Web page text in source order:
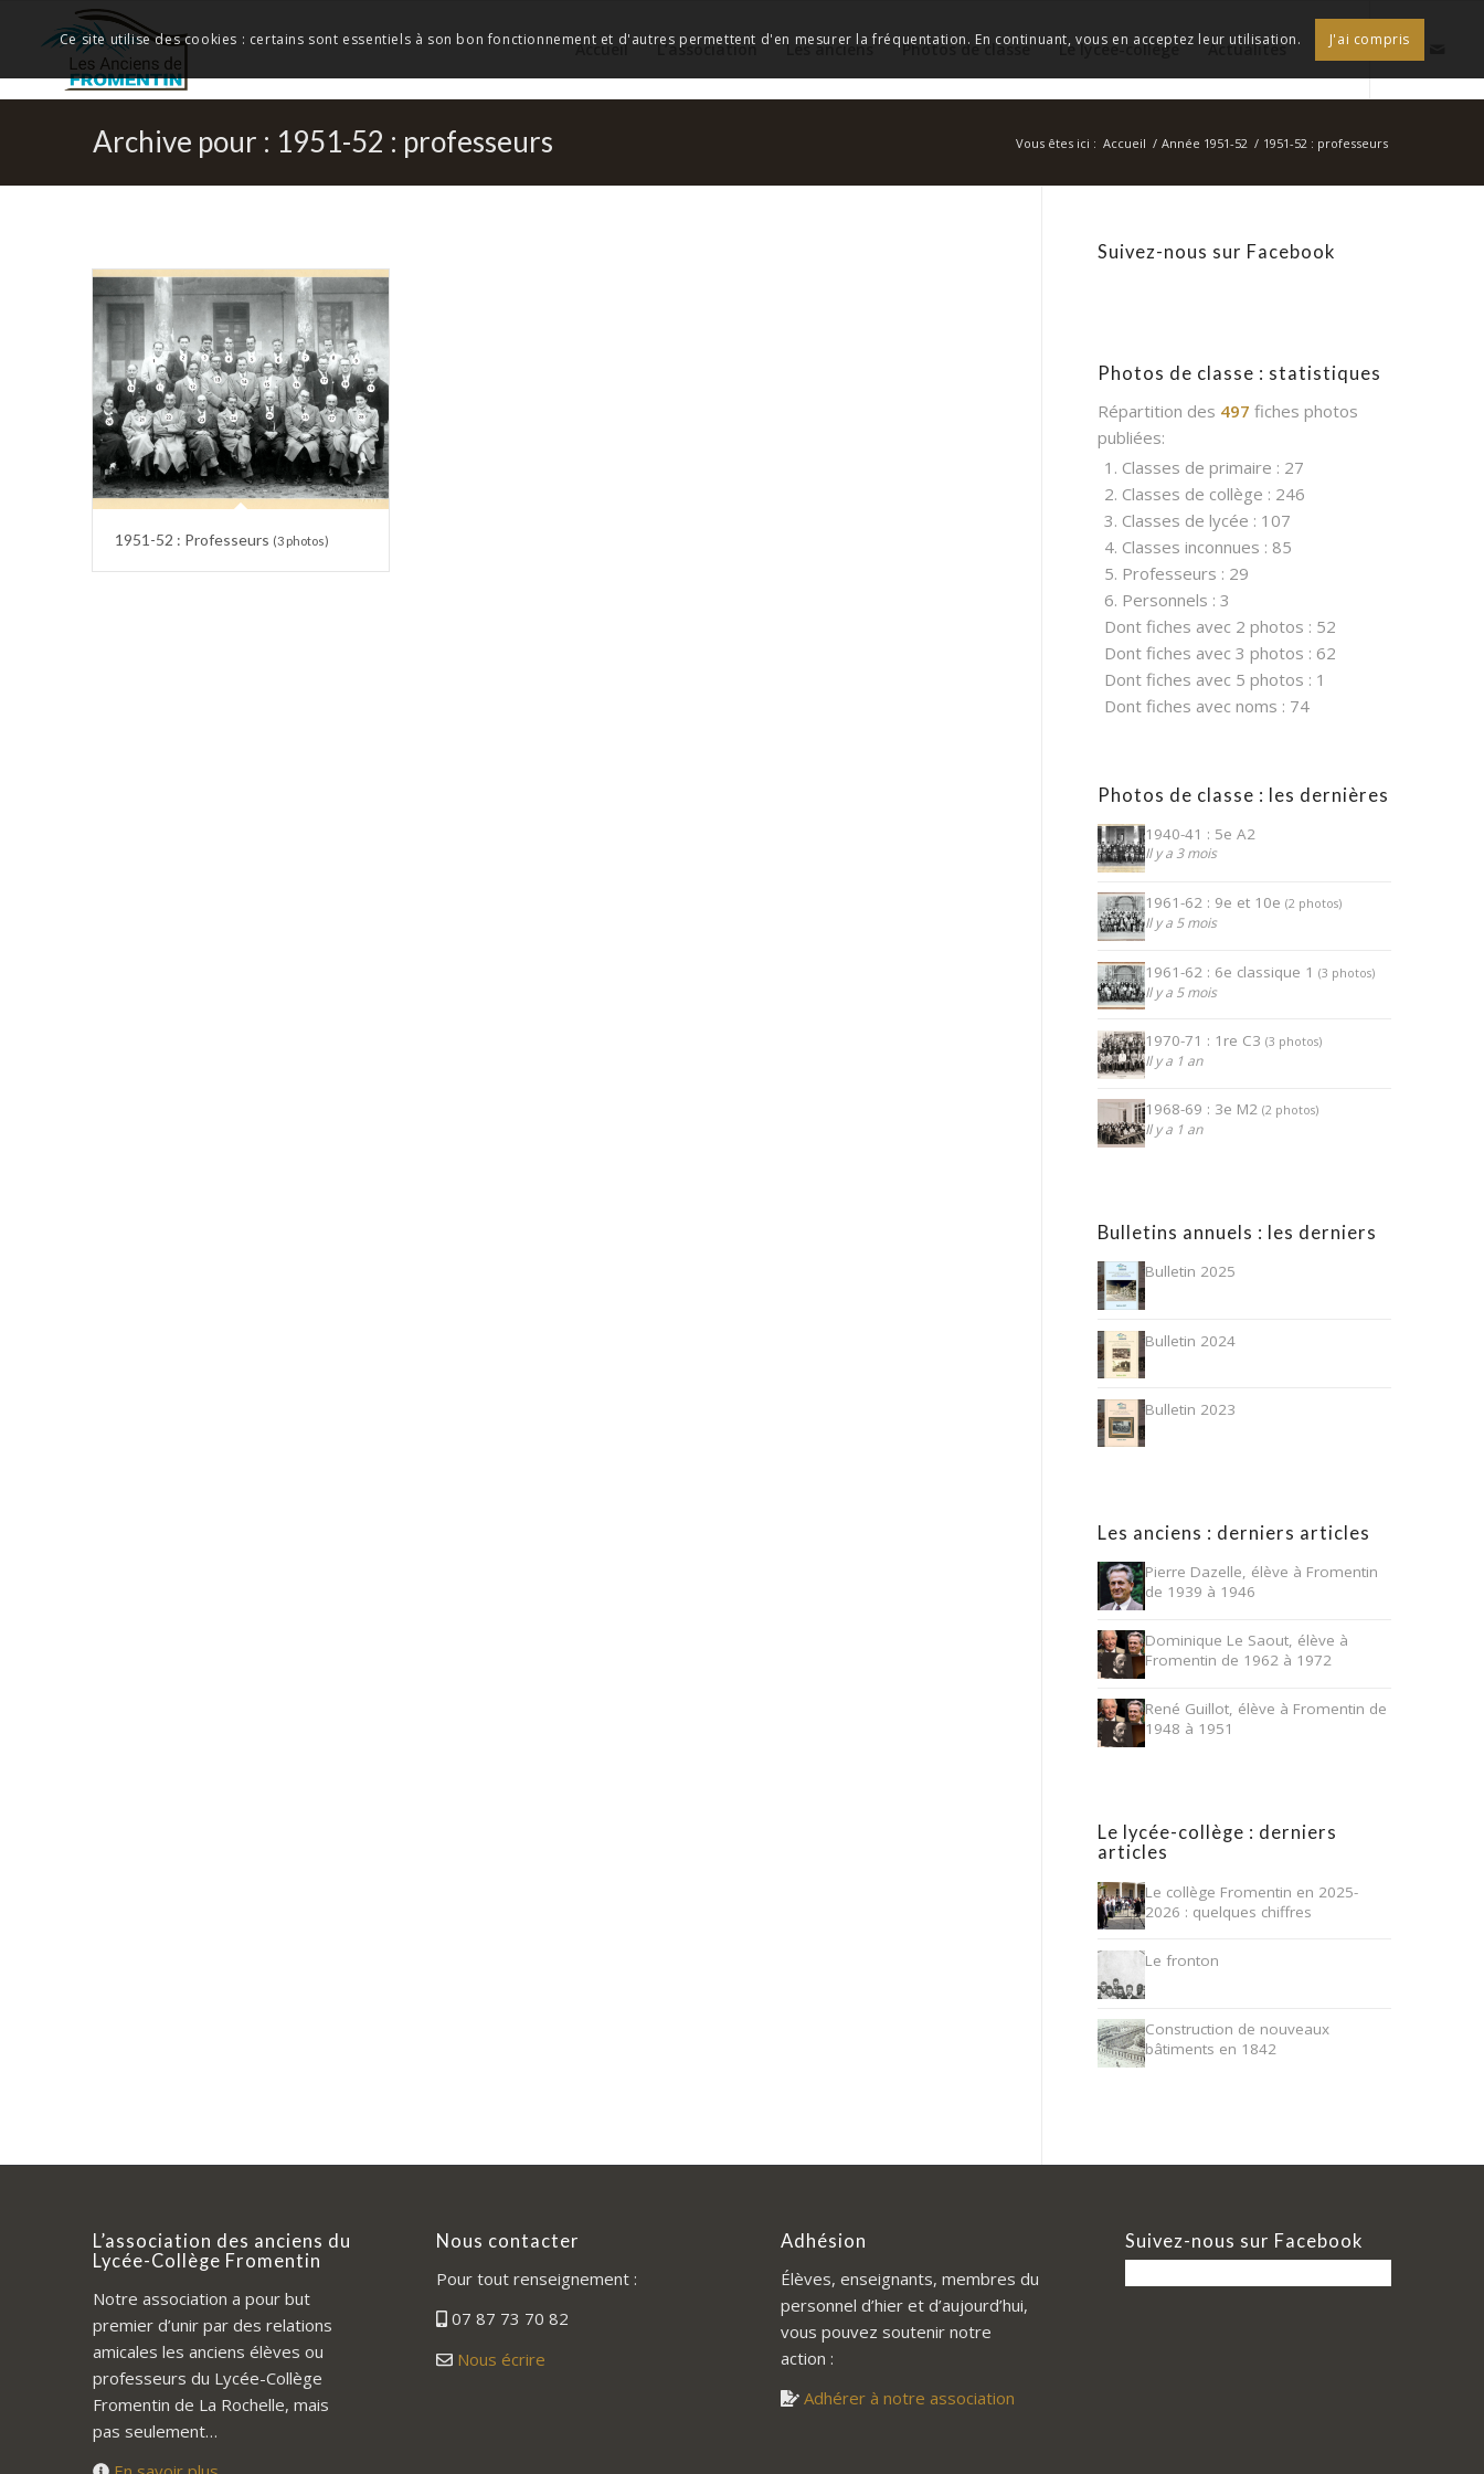
Accueil L’association Les anciens Photos de classe Le lycée-collège Actualités
Archive pour : 1951-52 : professeurs Vous êtes ici : Accueil / Année 1951-52 / 1951-52 : professeurs
1951-52 : Professeurs (3 photos)
Suivez-nous sur Facebook
Photos de classe : statistiques
Répartition des 497 fiches photos
publiées:
1. Classes de primaire : 27
2. Classes de collège : 246
3. Classes de lycée : 107
4. Classes inconnues : 85
5. Professeurs : 29
6. Personnels : 3
Dont fiches avec 2 photos : 52
Dont fiches avec 3 photos : 62
Dont fiches avec 5 photos : 1
Dont fiches avec noms : 74
Photos de classe : les dernières
1940-41 : 5e A2
Il y a 3 mois
1961-62 : 9e et 10e(2 photos)
Il y a 5 mois
1961-62 : 6e classique 1(3 photos)
Il y a 5 mois
1970-71 : 1re C3(3 photos)
Il y a 1 an
1968-69 : 3e M2(2 photos)
Il y a 1 an
Bulletins annuels : les derniers
Bulletin 2025
Bulletin 2024
Bulletin 2023
Les anciens : derniers articles
Pierre Dazelle, élève à Fromentin
de 1939 à 1946
Dominique Le Saout, élève à
Fromentin de 1962 à 1972
René Guillot, élève à Fromentin de
1948 à 1951
Le lycée-collège : derniers
articles
Le collège Fromentin en 2025-
2026 : quelques chiffres
Le fronton
Construction de nouveaux
bâtiments en 1842
L’association des anciens du
Lycée-Collège Fromentin
Notre association a pour but
premier d’unir par des relations
amicales les anciens élèves ou
professeurs du Lycée-Collège
Fromentin de La Rochelle, mais
pas seulement…
Nous contacter
Pour tout renseignement :
07 87 73 70 82
Nous écrire
Adhésion
Élèves, enseignants, membres du
personnel d’hier et d’aujourd’hui,
vous pouvez soutenir notre
action :
Adhérer à notre association
Suivez-nous sur Facebook
Ce site utilise des cookies : certains sont essentiels à son bon fonctionnement et d'autres permettent d'en mesurer la fréquentation. En continuant, vous en acceptez leur utilisation. J'ai compris